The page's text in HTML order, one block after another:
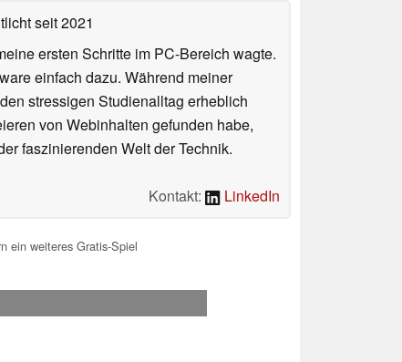
seit 2021
ersten Schritte im PC-Bereich wagte.
einfach dazu. Während meiner
stressigen Studienalltag erheblich
von Webinhalten gefunden habe,
faszinierenden Welt der Technik.
Kontakt:
LinkedIn
ein weiteres Gratis-Spiel